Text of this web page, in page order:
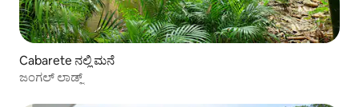
Cabarete ನಲ್ಲಿ ಮನೆ
ಜಂಗಲ್ ಲಾಡ್ಜ್